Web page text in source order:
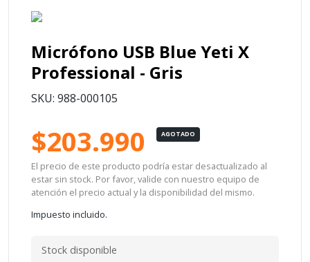
Micrófono USB Blue Yeti X
Professional - Gris
SKU: 988-000105
$203.990 AGOTADO
El precio de este producto podría estar desactualizado al
estar sin stock. Por favor, valide con nuestro equipo de
atención el precio actual y la disponibilidad del mismo.
Impuesto incluido.
Stock disponible